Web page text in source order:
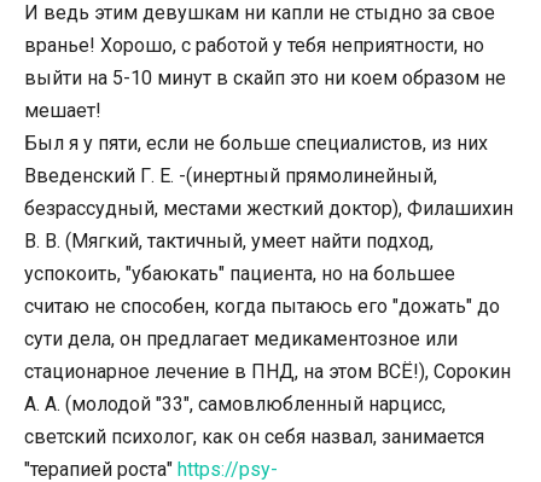
И ведь этим девушкам ни капли не стыдно за свое
вранье! Хорошо, с работой у тебя неприятности, но
выйти на 5-10 минут в скайп это ни коем образом не
мешает!
Был я у пяти, если не больше специалистов, из них
Введенский Г. Е. -(инертный прямолинейный,
безрассудный, местами жесткий доктор), Филашихин
В. В. (Мягкий, тактичный, умеет найти подход,
успокоить, "убаюкать" пациента, но на большее
считаю не способен, когда пытаюсь его "дожать" до
сути дела, он предлагает медикаментозное или
стационарное лечение в ПНД, на этом ВСЁ!), Сорокин
А. А. (молодой "33", самовлюбленный нарцисс,
светский психолог, как он себя назвал, занимается
"терапией роста" https://psy-